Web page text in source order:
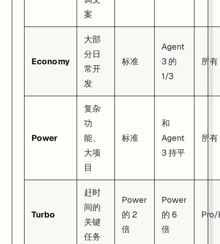
PostgreSQL 数据库
跟 Agent 说"加个数据库"，它会在大约 15 秒内自动：
创建一个 PostgreSQL 实例（10GB 免费存储，1 CPU，4GB 内
写好数据访问代码（通常用 Drizzle ORM）
可以直接在浏览器里可视化查看和编辑数据库
-- Agent 自动生成的 schema 示例（Drizzle ORM）
-- 你不需要手写这些，Agent 会根据你的描述自动创建
  title VARCHAR(255) NOT NULL,
  created_at TIMESTAMP DEFAULT NOW()
2025 年 12 月起，所有新数据库都跑在 Replit 自建的基础设施上（之
Replit Auth：一句话加登录
案
Economy
大部
分日
常开
发
标准
Agent
3 的
1/3
所有
Power
复杂
功
能、
大项
目
标准
和
Agent
3 持平
所有
Turbo
赶时
间的
关键
任务
Power
的 2
倍
Power
的 6
倍
Pro/